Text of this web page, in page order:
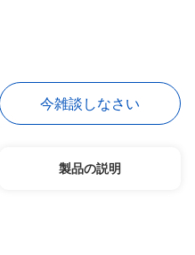
今雑談しなさい
製品の説明